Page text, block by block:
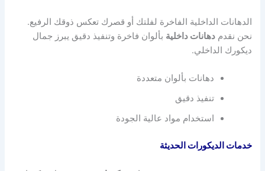
الدهانات الداخلية الفاخرة لفلتك أو قصرك تعكس ذوقك الرفيع.
نحن نقدمدهانات داخلية بألوان فاخرة وتنفيذ دقيق يبرز جمال
ديكورك الداخلي.
دهانات بألوان متعددة
تنفيذ دقيق
استخدام مواد عالية الجودة
خدمات الديكورات الحديثة